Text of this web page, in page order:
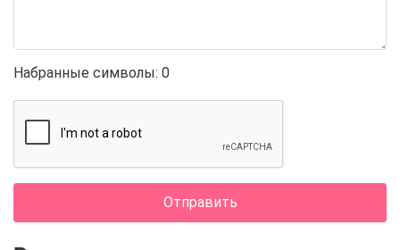
Набранные символы: 0
Отправить